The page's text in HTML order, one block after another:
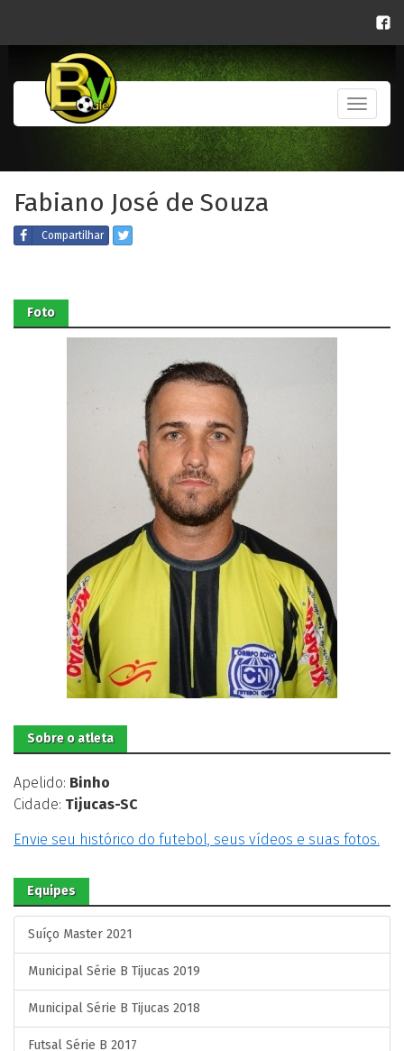
Toggle
Fabiano José de Souza
Compartilhar
Foto
Sobre o atleta
Apelido: Binho
Cidade: Tijucas-SC
Envie seu histórico do futebol, seus vídeos e suas fotos.
Equipes
Suíço Master 2021
Municipal Série B Tijucas 2019
Municipal Série B Tijucas 2018
Futsal Série B 2017